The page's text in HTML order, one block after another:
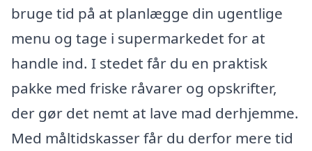
bruge tid på at planlægge din ugentlige
menu og tage i supermarkedet for at
handle ind. I stedet får du en praktisk
pakke med friske råvarer og opskrifter,
der gør det nemt at lave mad derhjemme.
Med måltidskasser får du derfor mere tid